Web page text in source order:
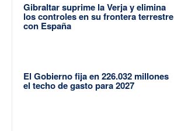
Gibraltar suprime la Verja y elimina
los controles en su frontera terrestre
con España
El Gobierno fija en 226.032 millones
el techo de gasto para 2027